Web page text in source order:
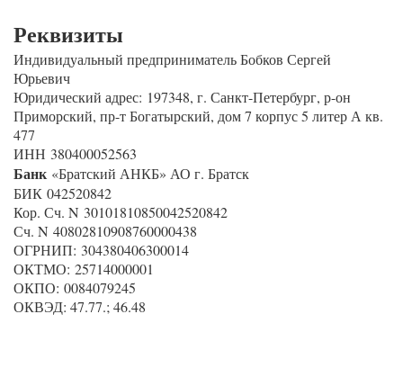
Реквизиты
Индивидуальный предприниматель Бобков Сергей
Юрьевич
Юридический адрес: 197348, г. Санкт-Петербург, р-он
Приморский, пр-т Богатырский, дом 7 корпус 5 литер А кв.
477
ИНН 380400052563
Банк «Братский АНКБ» АО г. Братск
БИК 042520842
Кор. Сч. N 30101810850042520842
Сч. N 40802810908760000438
ОГРНИП: 304380406300014
ОКТМО: 25714000001
ОКПО: 0084079245
ОКВЭД: 47.77.; 46.48